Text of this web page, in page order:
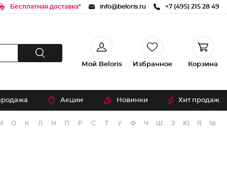
Бесплатная доставка* info@beloris.ru +7 (495) 215 28 49
Мой Beloris Избранное Корзина
Акции Новинки Хит продаж
О К Л Н П Р С Т У Ф Ч Э Ю Я №